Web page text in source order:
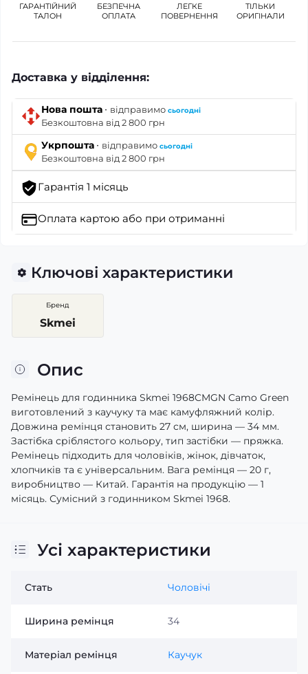
ГАРАНТІЙНИЙ
ТАЛОН
БЕЗПЕЧНА
ОПЛАТА
ЛЕГКЕ
ПОВЕРНЕННЯ
ТІЛЬКИ
ОРИГІНАЛИ
Доставка у відділення:
Нова пошта · відправимо сьогодні
Безкоштовна від 2 800 грн
Укрпошта · відправимо сьогодні
Безкоштовна від 2 800 грн
Гарантія 1 місяць
Оплата картою або при отриманні
Ключові характеристики
Бренд
Skmei
Опис
Ремінець для годинника Skmei 1968CMGN Camo Green
виготовлений з каучуку та має камуфляжний колір.
Довжина ремінця становить 27 см, ширина — 34 мм.
Застібка сріблястого кольору, тип застібки — пряжка.
Ремінець підходить для чоловіків, жінок, дівчаток,
хлопчиків та є універсальним. Вага ремінця — 20 г,
виробництво — Китай. Гарантія на продукцію — 1
місяць. Сумісний з годинником Skmei 1968.
Усі характеристики
Стать Чоловічі
Ширина ремінця 34
Матеріал ремінця Каучук